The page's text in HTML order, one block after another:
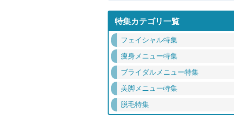
特集カテゴリ一覧
フェイシャル特集
痩身メニュー特集
ブライダルメニュー特集
美脚メニュー特集
脱毛特集